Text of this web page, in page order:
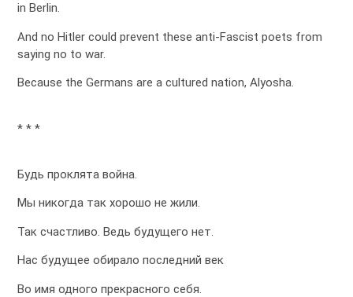
in Berlin.
And no Hitler could prevent these anti-Fascist poets from
saying no to war.
Because the Germans are a cultured nation, Alyosha.
* * *
Будь проклята война.
Мы никогда так хорошо не жили.
Так счастливо. Ведь будущего нет.
Нас будущее обирало последний век
Во имя одного прекрасного себя.